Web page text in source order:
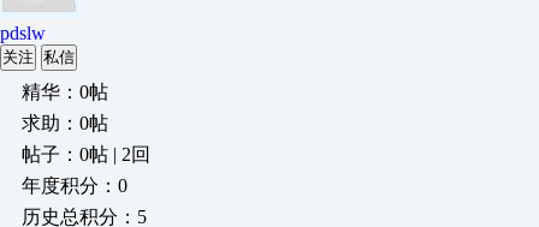
pdslw
关注 私信
精华：0帖
求助：0帖
帖子：0帖 | 2回
年度积分：0
历史总积分：5